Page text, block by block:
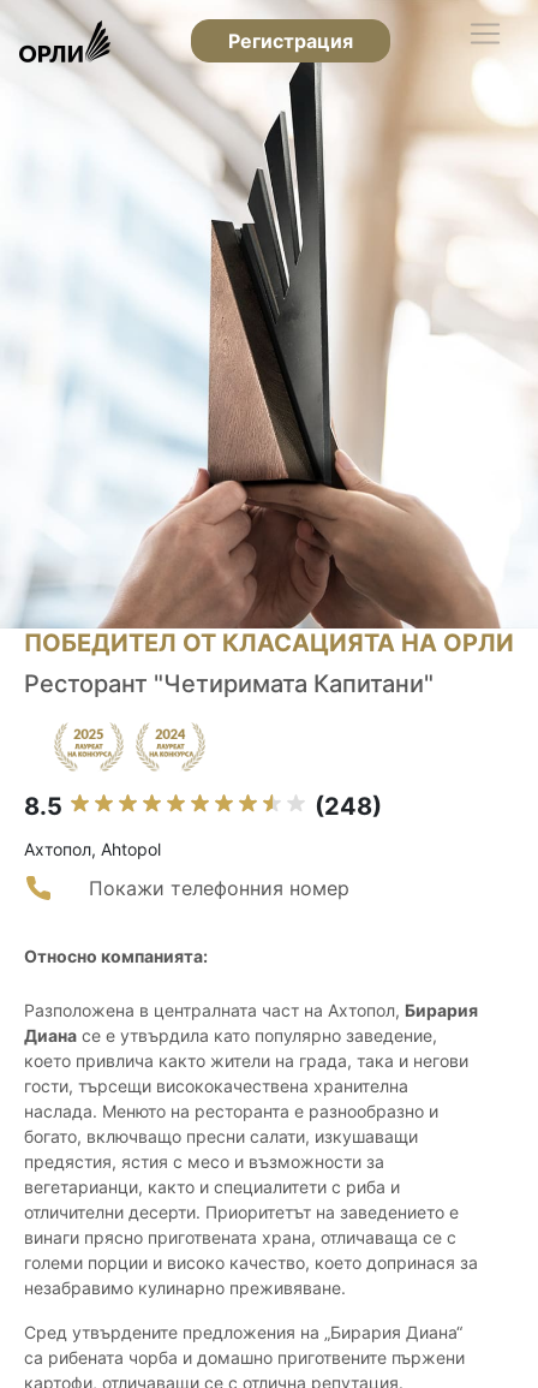
Регистрация
ПОБЕДИТЕЛ ОТ КЛАСАЦИЯТА НА ОРЛИ
Ресторант "Четиримата Капитани"
8.5 (248)
Ахтопол, Ahtopol
Покажи телефонния номер
Относно компанията:
Разположена в централната част на Ахтопол, Бирария
Диана се е утвърдила като популярно заведение,
което привлича както жители на града, така и негови
гости, търсещи висококачествена хранителна
наслада. Менюто на ресторанта е разнообразно и
богато, включващо пресни салати, изкушаващи
предястия, ястия с месо и възможности за
вегетарианци, както и специалитети с риба и
отличителни десерти. Приоритетът на заведението е
винаги прясно приготвената храна, отличаваща се с
големи порции и високо качество, което допринася за
незабравимо кулинарно преживяване.
Сред утвърдените предложения на „Бирария Диана“
са рибената чорба и домашно приготвените пържени
картофи, отличаващи се с отлична репутация.